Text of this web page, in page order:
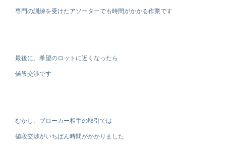
専門の訓練を受けたアソーターでも時間がかかる作業です
最後に、希望のロットに近くなったら
値段交渉です
むかし、ブローカー相手の取引では
値段交渉がいちばん時間がかかりました